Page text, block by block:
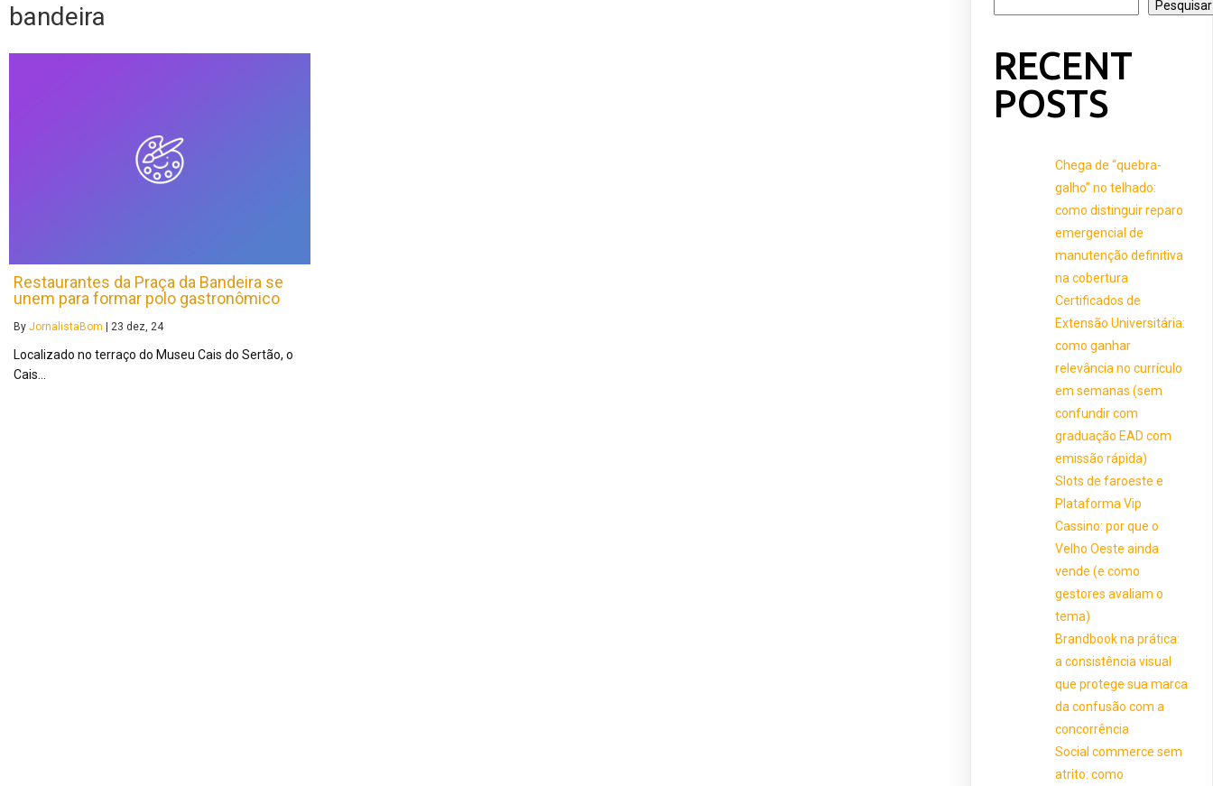
bandeira
Restaurantes da Praça da Bandeira se
unem para formar polo gastronômico
By JornalistaBom | 23 dez, 24
Localizado no terraço do Museu Cais do Sertão, o
Cais…
Pesquisar
RECENT
POSTS
Chega de “quebra-
galho” no telhado:
como distinguir reparo
emergencial de
manutenção definitiva
na cobertura
Certificados de
Extensão Universitária:
como ganhar
relevância no currículo
em semanas (sem
confundir com
graduação EAD com
emissão rápida)
Slots de faroeste e
Plataforma Vip
Cassino: por que o
Velho Oeste ainda
vende (e como
gestores avaliam o
tema)
Brandbook na prática:
a consistência visual
que protege sua marca
da confusão com a
concorrência
Social commerce sem
atrito: como